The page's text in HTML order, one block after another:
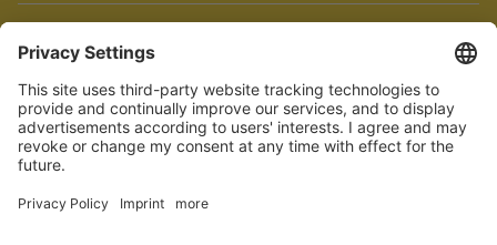
Informationen
Barrierefreiheit
Wir bemühen uns, unsere Website barrierefrei zu gestalten.
Einige Inhalte und Funktionen sind derzeit jedoch noch nicht
vollständig zugänglich. Wenn Sie auf Barrieren stoßen oder Hilfe
benötigen, kontaktieren Sie uns bitte unter service[at]knutzen.de.
Vertrag widerrufen